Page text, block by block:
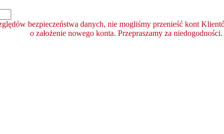
bezpieczeństwa danych, nie mogliśmy przenieść kont
o założenie nowego konta. Przepraszamy za niedogodności.